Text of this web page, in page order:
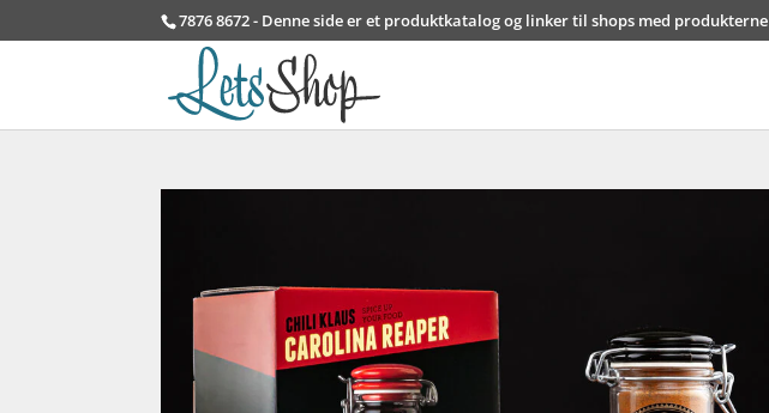
7876 8672 - Denne side er et produktkatalog og linker til shops med produkterne